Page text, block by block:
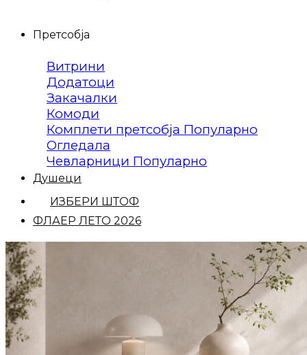
Претсобја
Витрини
Додатоци
Закачалки
Комоди
Комплети претсобја
Огледала
Чевларници
Душеци
ИЗБЕРИ ШТОФ
ФЛАЕР ЛЕТО 2026